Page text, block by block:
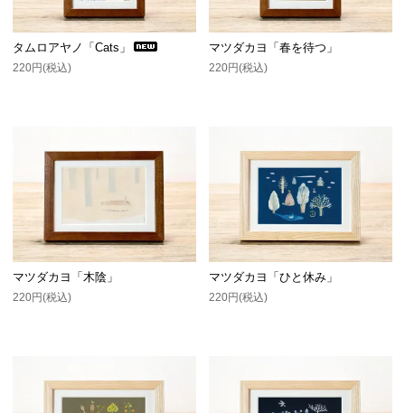
タムロアヤノ「Cats」
220円(税込)
マツダカヨ「春を待つ」
220円(税込)
マツダカヨ「木陰」
220円(税込)
マツダカヨ「ひと休み」
220円(税込)